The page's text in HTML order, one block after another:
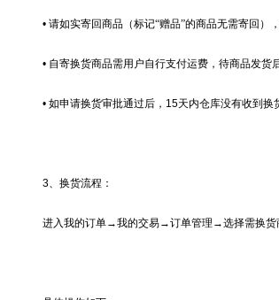
• 请如实寄回商品（标记“赠品”的商品无需寄回）
• 自寄换货商品需用户自行支付运费，待商品发货
• 如申请换货审批通过后， 15天内仓库没有收到换
3、换货流程：
进入我的订单→我的交易→订单管理 →选择需换货